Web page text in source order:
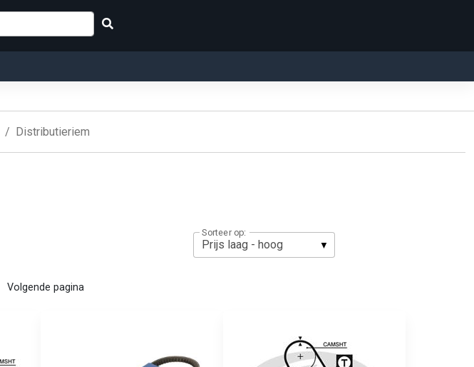
Distributieriem
Sorteer op:
Volgende pagina